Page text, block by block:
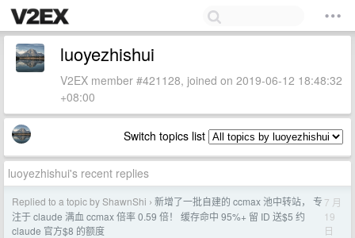
luoyezhishui
V2EX member #421128, joined on 2019-06-12 18:48:32
+08:00
Switch topics list
luoyezhishui's recent replies
Replied to a topic by ShawnShi › 新增了一批自建的 ccmax 池中转站， 专
注于 claude 满血 ccmax 倍率 0.59 倍！ 缓存命中 95%+ 留 ID 送$5 约
claude 官方$8 的额度
7 月
19
日